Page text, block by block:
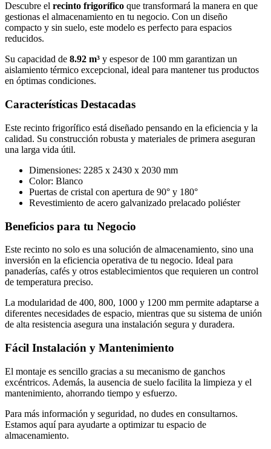
Descubre el recinto frigorífico que transformará la manera en que
gestionas el almacenamiento en tu negocio. Con un diseño
compacto y sin suelo, este modelo es perfecto para espacios
reducidos.
Su capacidad de 8.92 m³ y espesor de 100 mm garantizan un
aislamiento térmico excepcional, ideal para mantener tus productos
en óptimas condiciones.
Características Destacadas
Este recinto frigorífico está diseñado pensando en la eficiencia y la
calidad. Su construcción robusta y materiales de primera aseguran
una larga vida útil.
Dimensiones: 2285 x 2430 x 2030 mm
Color: Blanco
Puertas de cristal con apertura de 90° y 180°
Revestimiento de acero galvanizado prelacado poliéster
Beneficios para tu Negocio
Este recinto no solo es una solución de almacenamiento, sino una
inversión en la eficiencia operativa de tu negocio. Ideal para
panaderías, cafés y otros establecimientos que requieren un control
de temperatura preciso.
La modularidad de 400, 800, 1000 y 1200 mm permite adaptarse a
diferentes necesidades de espacio, mientras que su sistema de unión
de alta resistencia asegura una instalación segura y duradera.
Fácil Instalación y Mantenimiento
El montaje es sencillo gracias a su mecanismo de ganchos
excéntricos. Además, la ausencia de suelo facilita la limpieza y el
mantenimiento, ahorrando tiempo y esfuerzo.
Para más información y seguridad, no dudes en consultarnos.
Estamos aquí para ayudarte a optimizar tu espacio de
almacenamiento.